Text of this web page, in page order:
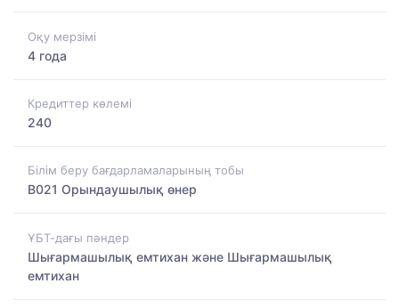
Оқу мерзімі
4 года
Кредиттер көлемі
240
Білім беру бағдарламаларының тобы
B021 Орындаушылық өнер
ҰБТ-дағы пәндер
Шығармашылық емтихан және Шығармашылық
емтихан